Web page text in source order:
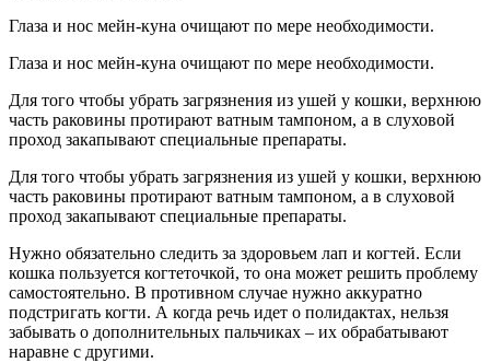
Глаза и нос мейн-куна очищают по мере необходимости.
Глаза и нос мейн-куна очищают по мере необходимости.
Для того чтобы убрать загрязнения из ушей у кошки, верхнюю
часть раковины протирают ватным тампоном, а в слуховой
проход закапывают специальные препараты.
Для того чтобы убрать загрязнения из ушей у кошки, верхнюю
часть раковины протирают ватным тампоном, а в слуховой
проход закапывают специальные препараты.
Нужно обязательно следить за здоровьем лап и когтей. Если
кошка пользуется когтеточкой, то она может решить проблему
самостоятельно. В противном случае нужно аккуратно
подстригать когти. А когда речь идет о полидактах, нельзя
забывать о дополнительных пальчиках – их обрабатывают
наравне с другими.